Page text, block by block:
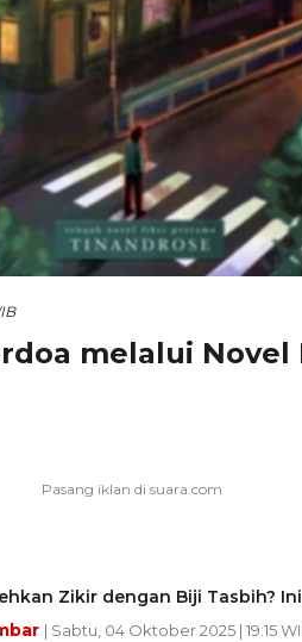
melalui Novel
Zikir dengan Biji Tasbih?
| Sabtu, 04 Oktober 2025 | 19:15